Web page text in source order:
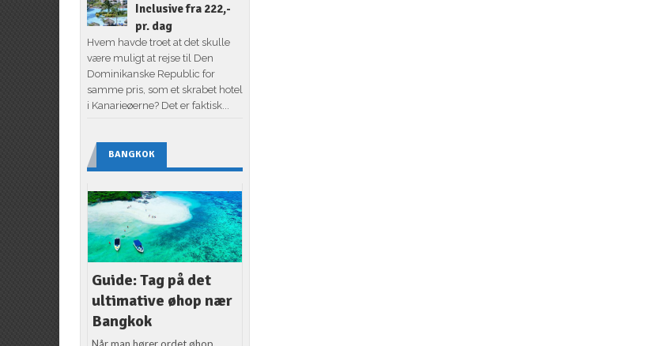
Inclusive fra 222,-
pr. dag
Hvem havde troet at det skulle
være muligt at rejse til Den
Dominikanske Republic for
samme pris, som et skrabet hotel
i Kanarieøerne? Det er faktisk...
BANGKOK
Guide: Tag på det
ultimative øhop nær
Bangkok